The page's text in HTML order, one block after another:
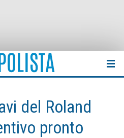
del Roland
pronto